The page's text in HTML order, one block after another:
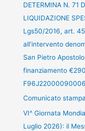
DETERMINA N. 71
LIQUIDAZIONE
Lgs50/2016, art.
all’intervento
San Pietro
finanziamento
F96J22000090006
Comunicato
VI^ Giornata
Luglio 2026): il